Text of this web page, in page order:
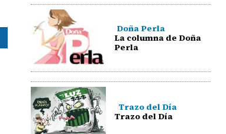
Doña Perla
La columna de Doña
Perla
Trazo del Día
Trazo del Día